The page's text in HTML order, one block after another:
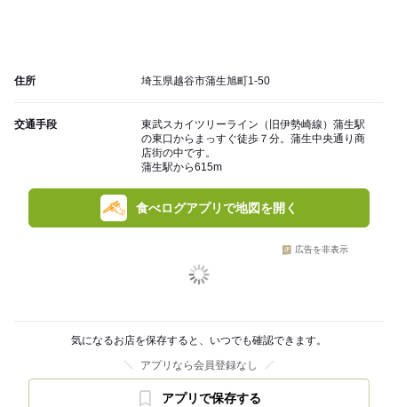
住所 埼玉県越谷市蒲生旭町1-50
交通手段
東武スカイツリーライン（旧伊勢崎線）蒲生駅
の東口からまっすぐ徒歩７分。蒲生中央通り商
店街の中です。
蒲生駅から615m
食べログアプリで地図を開く
広告を非表示
気になるお店を保存すると、いつでも確認できます。
アプリなら会員登録なし
アプリで保存する